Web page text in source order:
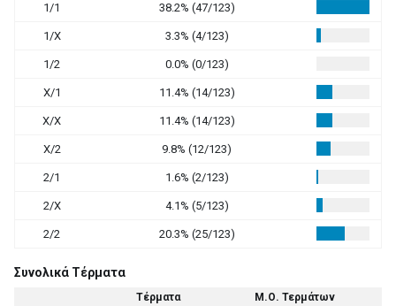
1/1 38.2% (47/123)
1/X 3.3% (4/123)
1/2 0.0% (0/123)
X/1 11.4% (14/123)
X/X 11.4% (14/123)
X/2 9.8% (12/123)
2/1 1.6% (2/123)
2/X 4.1% (5/123)
2/2 20.3% (25/123)
Συνολικά Τέρματα
Τέρματα Μ.Ο. Τερμάτων